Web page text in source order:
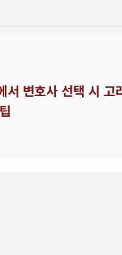
서 변호사 선택 시 고